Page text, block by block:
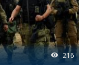
216